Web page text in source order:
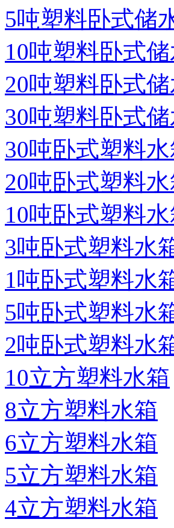
5吨塑料卧式储
10吨塑料卧式
20吨塑料卧式
30吨塑料卧式
30吨卧式塑料
20吨卧式塑料
10吨卧式塑料
3吨卧式塑料水
1吨卧式塑料水
5吨卧式塑料水
2吨卧式塑料水
10立方塑料水箱
8立方塑料水箱
6立方塑料水箱
5立方塑料水箱
4立方塑料水箱